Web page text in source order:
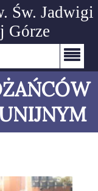
Św. Jadwigi
Górze